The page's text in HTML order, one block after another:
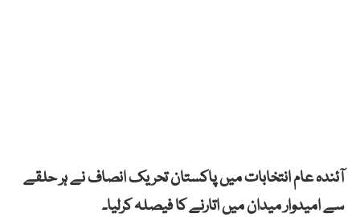
آئندہ عام انتخابات میں پاکستان تحریک انصاف نے ہر حلقے
سے امیدوار میدان میں اتارنے کا فیصلہ کرلیا۔